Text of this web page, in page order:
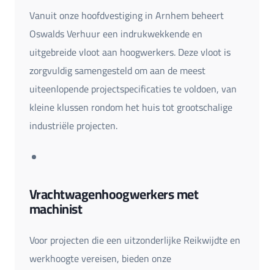
Vanuit onze hoofdvestiging in Arnhem beheert
Oswalds Verhuur een indrukwekkende en
uitgebreide vloot aan hoogwerkers. Deze vloot is
zorgvuldig samengesteld om aan de meest
uiteenlopende projectspecificaties te voldoen, van
kleine klussen rondom het huis tot grootschalige
industriële projecten.
Vrachtwagenhoogwerkers met
machinist
Voor projecten die een uitzonderlijke Reikwijdte en
werkhoogte vereisen, bieden onze